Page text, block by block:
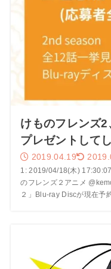
けものフレンズ
プレゼントして
2019.04.19
1: 2019/04/18(木)
のフレンズ２アニメ
２」Blu-ray Discが現在予